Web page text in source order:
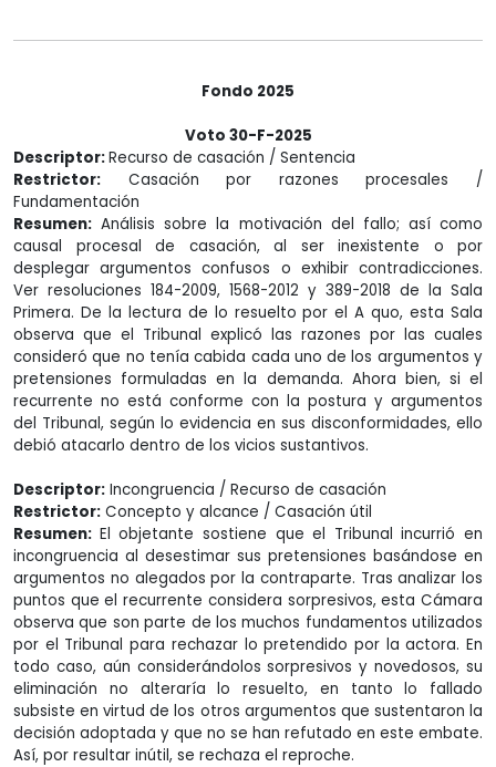
Fondo 2025
Voto 30-F-2025
Descriptor:Recurso de casación / Sentencia
Restrictor: Casación por razones procesales /
Fundamentación
Resumen: Análisis sobre la motivación del fallo; así como
causal procesal de casación, al ser inexistente o por
desplegar argumentos confusos o exhibir contradicciones.
Ver resoluciones 184-2009, 1568-2012 y 389-2018 de la Sala
Primera. De la lectura de lo resuelto por el A quo, esta Sala
observa que el Tribunal explicó las razones por las cuales
consideró que no tenía cabida cada uno de los argumentos y
pretensiones formuladas en la demanda. Ahora bien, si el
recurrente no está conforme con la postura y argumentos
del Tribunal, según lo evidencia en sus disconformidades, ello
debió atacarlo dentro de los vicios sustantivos.
Descriptor: Incongruencia / Recurso de casación
Restrictor: Concepto y alcance / Casación útil
Resumen: El objetante sostiene que el Tribunal incurrió en
incongruencia al desestimar sus pretensiones basándose en
argumentos no alegados por la contraparte. Tras analizar los
puntos que el recurrente considera sorpresivos, esta Cámara
observa que son parte de los muchos fundamentos utilizados
por el Tribunal para rechazar lo pretendido por la actora. En
todo caso, aún considerándolos sorpresivos y novedosos, su
eliminación no alteraría lo resuelto, en tanto lo fallado
subsiste en virtud de los otros argumentos que sustentaron la
decisión adoptada y que no se han refutado en este embate.
Así, por resultar inútil, se rechaza el reproche.